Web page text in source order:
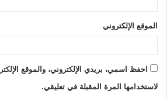
الموقع الإلكتروني
احفظ اسمي، بريدي الإلكتروني، والموقع
لاستخدامها المرة المقبلة في تعليقي.